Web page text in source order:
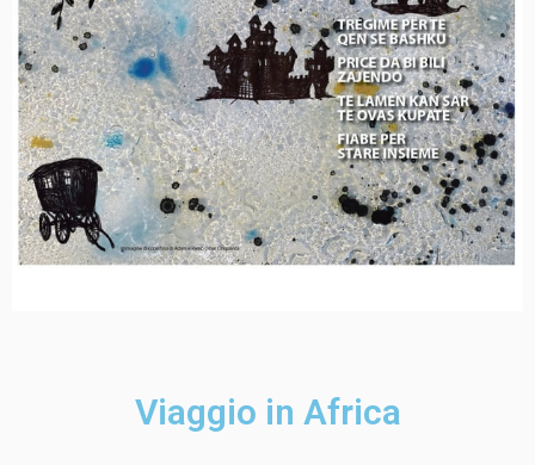
Viaggio in Africa